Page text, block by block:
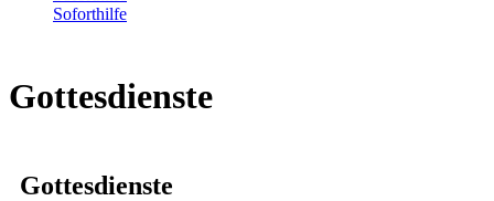
Soforthilfe
Gottesdienste
Gottesdienste